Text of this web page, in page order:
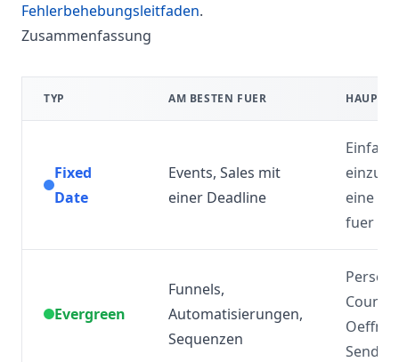
Fehlerbehebungsleitfaden.
Zusammenfassung
TYP AM BESTEN FUER
Fixed
Date
Events, Sales mit
einer Deadline
Einfach
eine
fuer
Evergreen
Funnels,
Automatisierungen,
Sequenzen
Senden